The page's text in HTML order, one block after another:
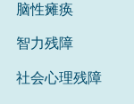
脑性瘫痪
智力残障
社会心理残障